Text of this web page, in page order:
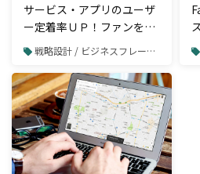
サービス・アプリのユーザ
ー定着率ＵＰ！ファンを増
やすための仕組み「ユーザ
ーオンボーディング」と
は？
戦略設計 / ビジネスフレームワーク